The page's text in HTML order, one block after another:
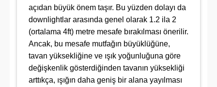
açıdan büyük önem taşır. Bu yüzden dolayı da
downlightlar arasında genel olarak 1.2 ila 2
(ortalama 4ft) metre mesafe bırakılması önerilir.
Ancak, bu mesafe mutfağın büyüklüğüne,
tavan yüksekliğine ve ışık yoğunluğuna göre
değişkenlik gösterdiğinden tavanın yüksekliği
arttıkça, ışığın daha geniş bir alana yayılması